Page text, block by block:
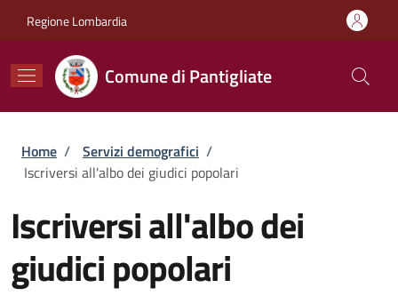
Regione Lombardia
Comune di Pantigliate
Briciole di pane
Home / Servizi demografici /
Iscriversi all'albo dei giudici popolari
Iscriversi all'albo dei
giudici popolari